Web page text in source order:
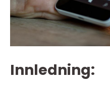
Innledning: